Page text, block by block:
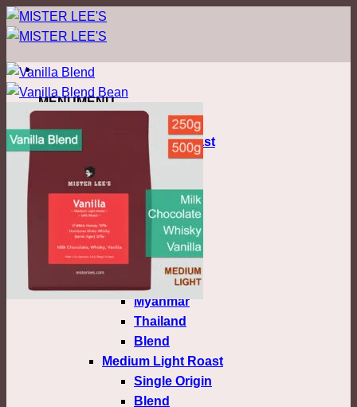
ข้าม
ไป
เนื้อหา
MENUMENU
Nordic Filter Roast
Light Roast
Colombia
Costa Rica
Ethiopia
Honduras
Kenya
Malawi
Myanmar
Thailand
Blend
Medium Light Roast
Single Origin
Blend